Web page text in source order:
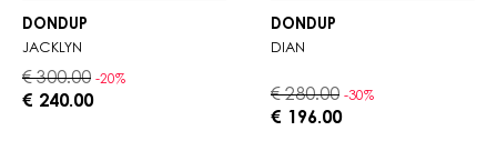
DONDUP
JACKLYN
€ 300.00 -20%
€ 240.00
DONDUP
DIAN
€ 280.00 -30%
€ 196.00